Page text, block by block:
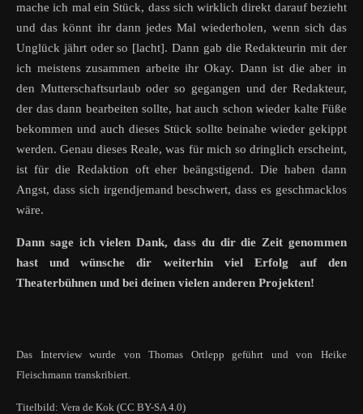
mache ich mal ein Stück, dass sich wirklich direkt darauf bezieht
und das könnt ihr dann jedes Mal wiederholen, wenn sich das
Unglück jährt oder so [lacht]. Dann gab die Redakteurin mit der
ich meistens zusammen arbeite ihr Okay. Dann ist die aber in
den Mutterschaftsurlaub oder so gegangen und der Redakteur,
der das dann bearbeiten sollte, hat auch schon wieder kalte Füße
bekommen und auch dieses Stück sollte beinahe wieder gekippt
werden. Genau dieses Reale, was für mich so dringlich erscheint,
ist für die Redaktion oft eher beängstigend. Die haben dann
Angst, dass sich irgendjemand beschwert, dass es geschmacklos
wäre.
Dann sage ich vielen Dank, dass du dir die Zeit genommen
hast und wünsche dir weiterhin viel Erfolg auf den
Theaterbühnen und bei deinen vielen anderen Projekten!
Das Interview wurde von Thomas Ortlepp geführt und von Heike
Fleischmann transkribiert.
Titelbild: Vera de Kok (CC BY-SA 4.0)